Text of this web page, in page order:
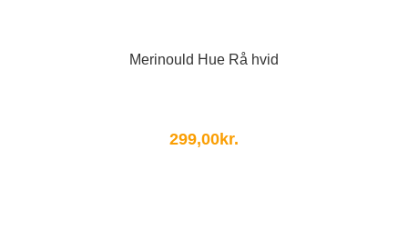
Merinould Hue Rå hvid
299,00kr.